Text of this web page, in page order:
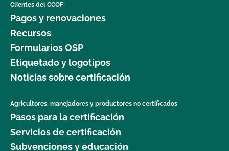
Clientes del CCOF
Pagos y renovaciones
Recursos
Formularios OSP
Etiquetado y logotipos
Noticias sobre certificación
Agricultores, manejadores y productores no certificados
Pasos para la certificación
Servicios de certificación
Subvenciones y educación